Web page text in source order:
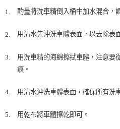
1. 酌量將洗車精倒入桶中加水混合，
2. 用清水先沖洗車體表面，以去除表
3.
用洗車精的海綿擦拭車體，注意要
痕。
4. 用清水沖洗車體表面，確保所有洗
5. 用乾布將車體擦乾即可。